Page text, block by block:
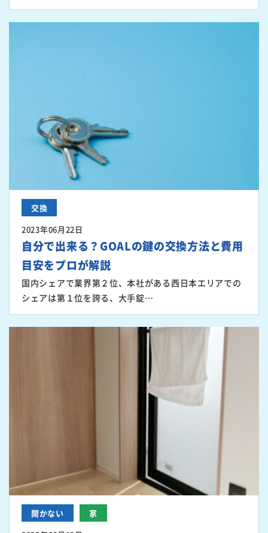
交換
2023年06月22日
自分で出来る？GOALの鍵の交換方法と費用
目安をプロが解説
国内シェアで業界第２位、本社がある西日本エリアでの
シェアは第１位を誇る、大手錠…
開かない
家